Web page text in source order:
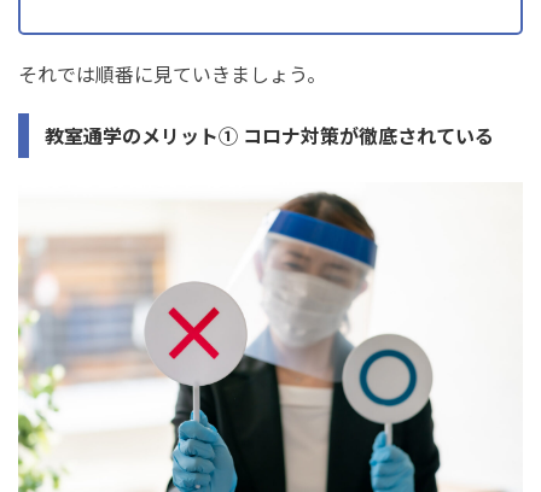
それでは順番に見ていきましょう。
教室通学のメリット① コロナ対策が徹底されている